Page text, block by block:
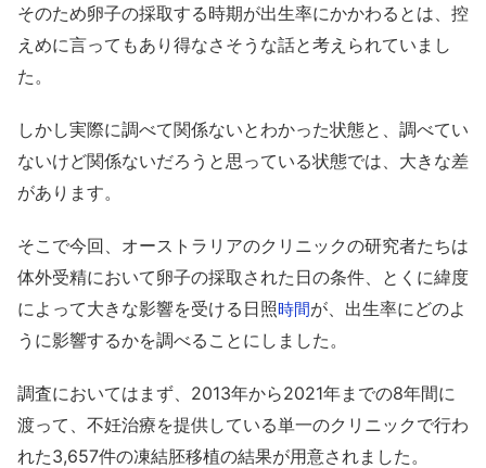
そのため卵子の採取する時期が出生率にかかわるとは、控
えめに言ってもあり得なさそうな話と考えられていまし
た。
しかし実際に調べて関係ないとわかった状態と、調べてい
ないけど関係ないだろうと思っている状態では、大きな差
があります。
そこで今回、オーストラリアのクリニックの研究者たちは
体外受精において卵子の採取された日の条件、とくに緯度
によって大きな影響を受ける日照時間が、出生率にどのよ
うに影響するかを調べることにしました。
調査においてはまず、2013年から2021年までの8年間に
渡って、不妊治療を提供している単一のクリニックで行わ
れた3,657件の凍結胚移植の結果が用意されました。